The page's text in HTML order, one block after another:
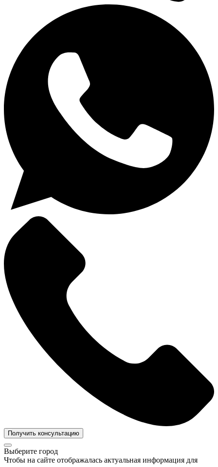
Получить консультацию
Выберите город
Чтобы на сайте отображалась актуальная информация для